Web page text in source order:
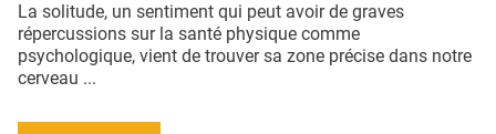
La solitude, un sentiment qui peut avoir de graves
répercussions sur la santé physique comme
psychologique, vient de trouver sa zone précise dans notre
cerveau ...